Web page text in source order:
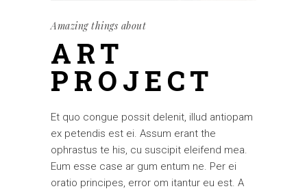
Amazing things about
ART
PROJECT
Et quo congue possit delenit, illud antiopam
ex petendis est ei. Assum erant the
ophrastus te his, cu suscipit eleifend mea.
Eum esse case ar gum entum ne. Per ei
oratio principes, error om itantur eu est. A